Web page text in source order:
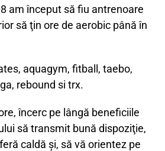
am început să fiu antrenoare
să ţin ore de aerobic până în
aquagym, fitball, taebo,
rebound si trx.
încerc pe lângă beneficiile
să transmit bună dispoziţie,
caldă şi, să vă orientez pe